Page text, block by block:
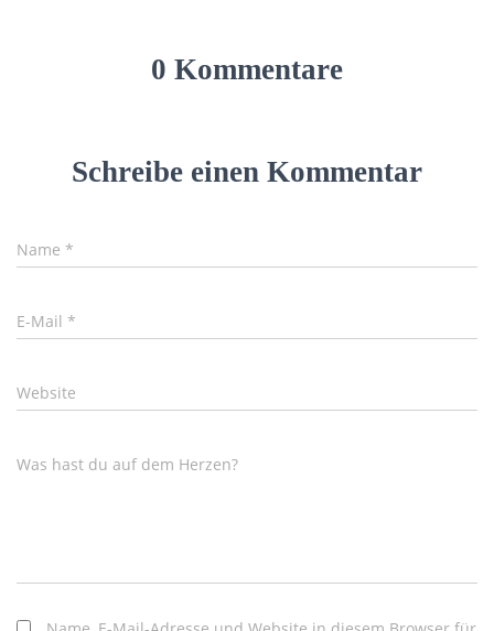
0 Kommentare
Schreibe einen Kommentar
Name *
E-Mail *
Website
Was hast du auf dem Herzen?